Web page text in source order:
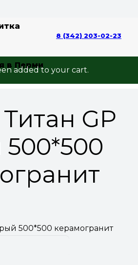
в Перми
8 (342) 203-02-23
added to your cart.
GP серый 500*500
GP
500*500 керамогранит